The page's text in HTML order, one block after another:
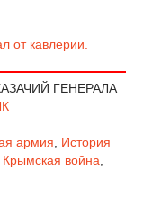
от кавлерии.
ГЕНЕРАЛА
армия
История
Крымская война